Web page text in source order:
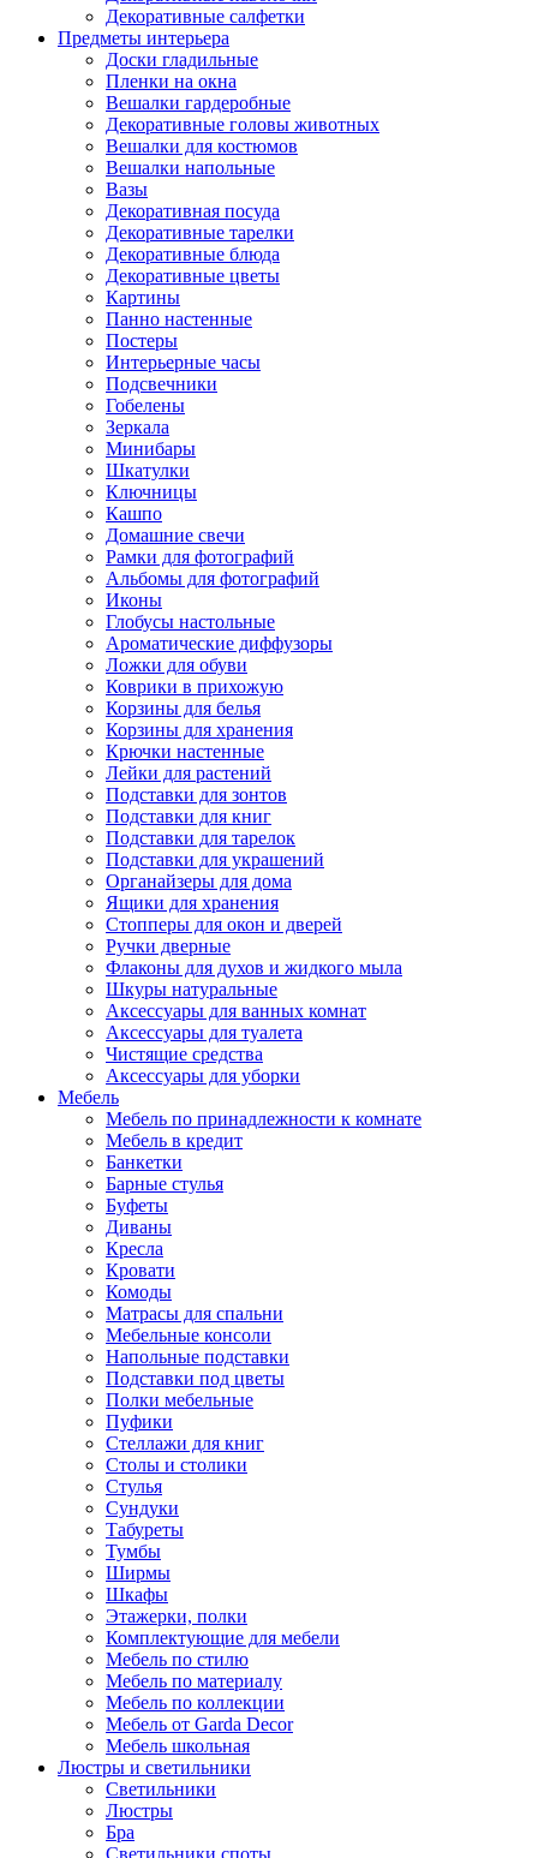
Декоративные салфетки
Предметы интерьера
Доски гладильные
Пленки на окна
Вешалки гардеробные
Декоративные головы животных
Вешалки для костюмов
Вешалки напольные
Вазы
Декоративная посуда
Декоративные тарелки
Декоративные блюда
Декоративные цветы
Картины
Панно настенные
Постеры
Интерьерные часы
Подсвечники
Гобелены
Зеркала
Минибары
Шкатулки
Ключницы
Кашпо
Домашние свечи
Рамки для фотографий
Альбомы для фотографий
Иконы
Глобусы настольные
Ароматические диффузоры
Ложки для обуви
Коврики в прихожую
Корзины для белья
Корзины для хранения
Крючки настенные
Лейки для растений
Подставки для зонтов
Подставки для книг
Подставки для тарелок
Подставки для украшений
Органайзеры для дома
Ящики для хранения
Стопперы для окон и дверей
Ручки дверные
Флаконы для духов и жидкого мыла
Шкуры натуральные
Аксессуары для ванных комнат
Аксессуары для туалета
Чистящие средства
Аксессуары для уборки
Мебель
Мебель по принадлежности к комнате
Мебель в кредит
Банкетки
Барные стулья
Буфеты
Диваны
Кресла
Кровати
Комоды
Матрасы для спальни
Мебельные консоли
Напольные подставки
Подставки под цветы
Полки мебельные
Пуфики
Стеллажи для книг
Столы и столики
Стулья
Сундуки
Табуреты
Тумбы
Ширмы
Шкафы
Этажерки, полки
Комплектующие для мебели
Мебель по стилю
Мебель по материалу
Мебель по коллекции
Мебель от Garda Decor
Мебель школьная
Люстры и светильники
Светильники
Люстры
Бра
Светильники споты